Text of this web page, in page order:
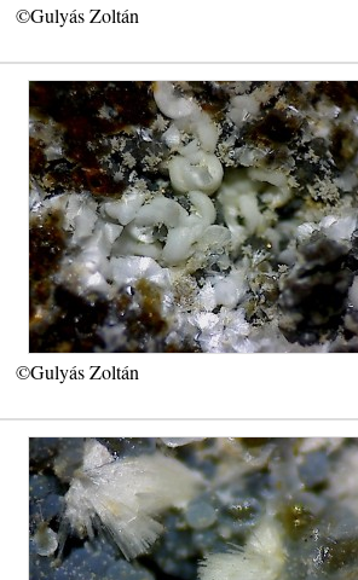
©Gulyás Zoltán
©Gulyás Zoltán